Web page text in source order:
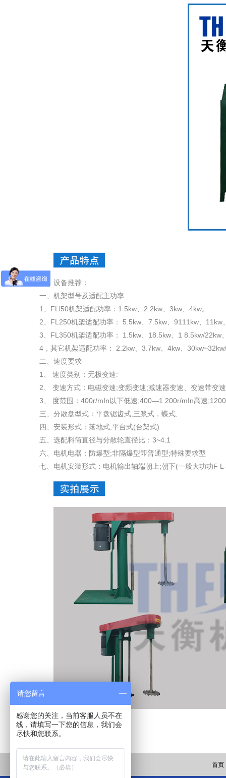
设备推荐：
一、机架型号及适配主功率
1、FLl50机架适配功率：1.5kw、2.2kw、3kw、4kw。
2、FL250机架适配功率： 5.5kw、7.5kw、9111kw、11kw
3、FL350机架适配功率： 1.5kw、18.5kw、1 8.5kw/22kw
4，其它机架适配功率： 2.2kw、3.7kw、4kw、
二、速度要求
1、 速度类别：无极变速:
2、 变速方式：电磁变速;变频变速;减速器变速、变速带变
3、 度范围：400r/mIn以下低速;400—1 200r/mIn高速
三、分散盘型式：平盘锯齿式;三浆式，蝶式;
四、安装形式：落地式;平台式(台架式)
五、选配料筒直径与分散轮直径比：3~4.1
六、电机电器：防爆型;非隔爆型即普通型;特殊要求型
七、电机安装形式：电机输出轴端朝上;朝下(一般大功功F
上一篇:
首页
请您留言
感谢您的关注，当前客服人员不在
线，请填写一下您的信息，我们会
尽快和您联系。